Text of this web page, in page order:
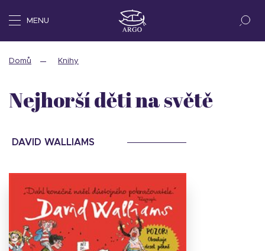
MENU
Domů Knihy
Nejhorší děti na světě
DAVID WALLIAMS